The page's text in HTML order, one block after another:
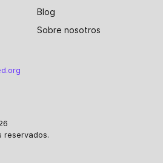
Blog
Sobre nosotros
reservados.